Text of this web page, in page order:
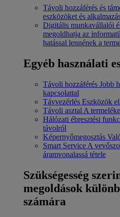
Távoli hozzáférés és
eszközöket és
Digitális munkavállalói
megoldhatja az
hatással lennének a
Egyéb használati
Távoli hozzáférés Jobb
kapcsolattal
Távvezérlés Eszközök
Távoli asztal A
Hálózati ébresztési
távolról
Képernyőmegosztás
Smart Service A
áramvonalassá tétele
Szükségesség
megoldások
számára